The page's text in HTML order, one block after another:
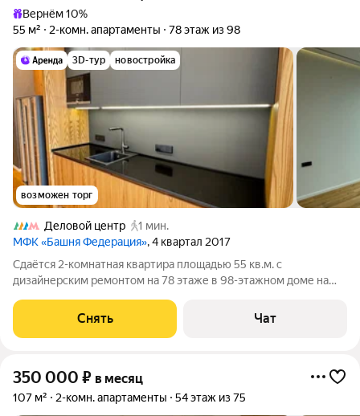
Вернём 10%
55 м²
2-комн. апартаменты 78 этаж из 98
3D-тур новостройка
возможен торг
Деловой центр
1 мин.
МФК «Башня Федерация», 4 квартал 2017
Сдаётся 2-комнатная квартира площадью 55 кв.м. с
дизайнерским ремонтом на 78 этаже в 98-этажном доме на
Микроволновка Дом -
Снять Чат
350 000 ₽ в месяц
107 м² 2-комн. апартаменты 54 этаж из 75